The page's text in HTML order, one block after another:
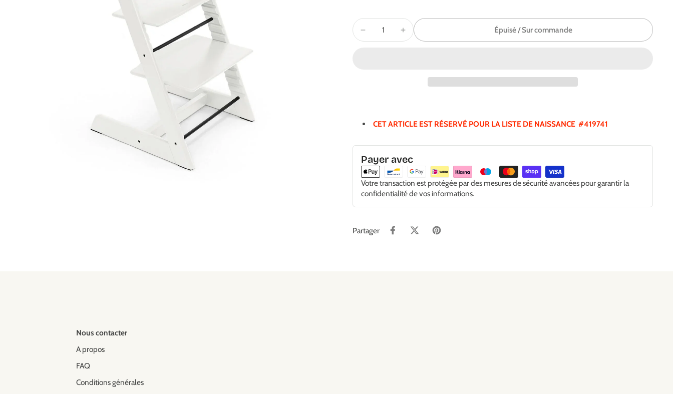
Épuisé / Sur commande
CET ARTICLE EST RÉSERVÉ POUR LA LISTE DE NAISSANCE #419741
Payer avec
Votre transaction est protégée par des mesures de sécurité avancées pour garantir la
confidentialité de vos informations.
Partager
Nous contacter
A propos
FAQ
Conditions générales